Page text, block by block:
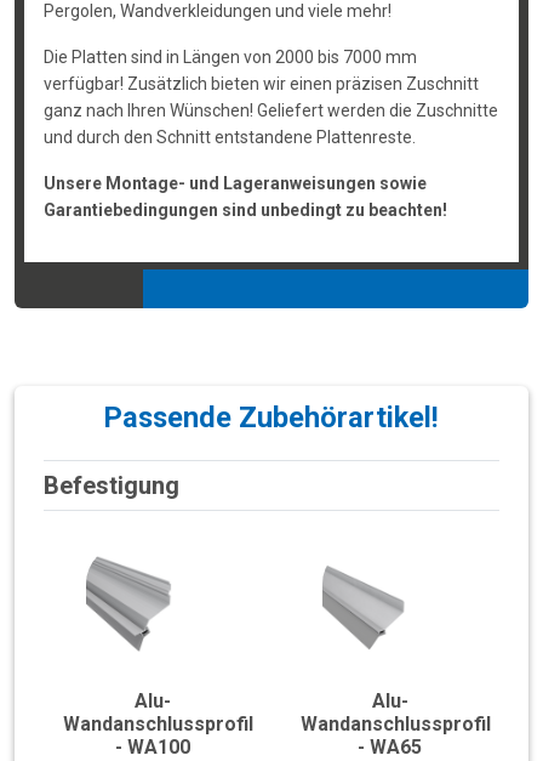
Pergolen, Wandverkleidungen und viele mehr!
Die Platten sind in Längen von 2000 bis 7000 mm
verfügbar! Zusätzlich bieten wir einen präzisen Zuschnitt
ganz nach Ihren Wünschen! Geliefert werden die Zuschnitte
und durch den Schnitt entstandene Plattenreste.
Unsere Montage- und Lageranweisungen sowie
Garantiebedingungen sind unbedingt zu beachten!
Passende Zubehörartikel!
Befestigung
Alu-
Wandanschlussprofil
- WA100
Alu-
Wandanschlussprofil
- WA65